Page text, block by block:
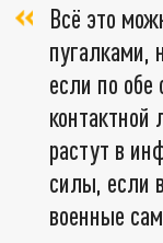
Всё это
пугалками,
если по
контактной
растут в
силы, если
военные